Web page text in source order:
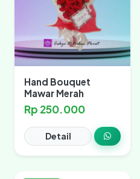
Hand Bouquet
Mawar Merah
Rp 250.000
Detail